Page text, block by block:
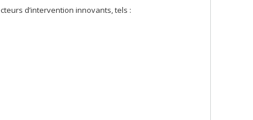
d’intervention innovants, tels :